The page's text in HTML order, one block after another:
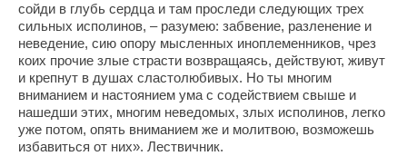
сойди в глубь сердца и там проследи следующих трех
сильных исполинов, – разумею: забвение, разленение и
неведение, сию опору мысленных иноплеменников, чрез
коих прочие злые страсти возвращаясь, действуют, живут
и крепнут в душах сластолюбивых. Но ты многим
вниманием и настоянием ума с содействием свыше и
нашедши этих, многим неведомых, злых исполинов, легко
уже потом, опять вниманием же и молитвою, возможешь
избавиться от них». Лествичник.